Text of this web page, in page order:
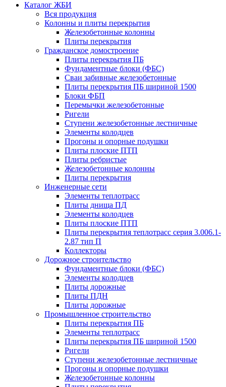
Каталог ЖБИ
Вся продукция
Колонны и плиты перекрытия
Железобетонные колонны
Плиты перекрытия
Гражданское домостроение
Плиты перекрытия ПБ
Фундаментные блоки (ФБС)
Сваи забивные железобетонные
Плиты перекрытия ПБ шириной 1500
Блоки ФБП
Перемычки железобетонные
Ригели
Ступени железобетонные лестничные
Элементы колодцев
Прогоны и опорные подушки
Плиты плоские ПТП
Плиты ребристые
Железобетонные колонны
Плиты перекрытия
Инженерные сети
Элементы теплотрасс
Плиты днища ПД
Элементы колодцев
Плиты плоские ПТП
Плиты перекрытия теплотрасс серия 3.006.1-
2.87 тип П
Коллекторы
Дорожное строительство
Фундаментные блоки (ФБС)
Элементы колодцев
Плиты дорожные
Плиты ПДН
Плиты дорожные
Промышленное строительство
Плиты перекрытия ПБ
Элементы теплотрасс
Плиты перекрытия ПБ шириной 1500
Ригели
Ступени железобетонные лестничные
Прогоны и опорные подушки
Железобетонные колонны